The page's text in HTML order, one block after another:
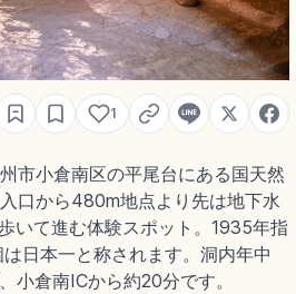
1
市小倉南区の平尾台にある国天然
口から480m地点より先は地下水
いて進む体験スポット。1935年指
日本一と称されます。洞内年中
倉南ICから約20分です。